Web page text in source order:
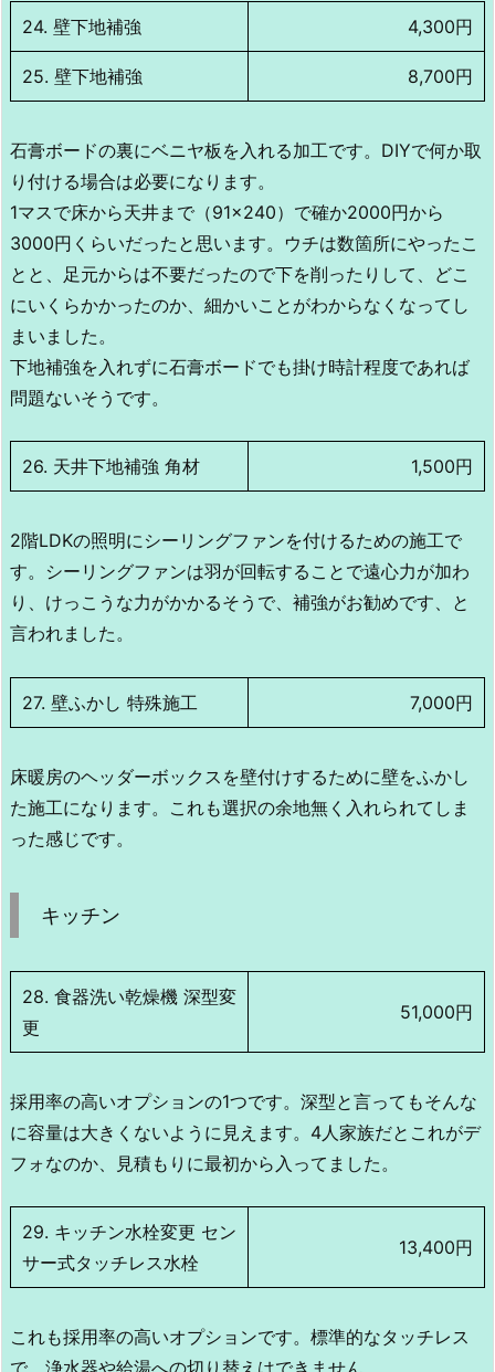
24. 壁下地補強 4,300円
25. 壁下地補強 8,700円
石膏ボードの裏にベニヤ板を入れる加工です。DIYで何か取
り付ける場合は必要になります。
1マスで床から天井まで（91×240）で確か2000円から
3000円くらいだったと思います。ウチは数箇所にやったこ
とと、足元からは不要だったので下を削ったりして、どこ
にいくらかかったのか、細かいことがわからなくなってし
まいました。
下地補強を入れずに石膏ボードでも掛け時計程度であれば
問題ないそうです。
26. 天井下地補強 角材 1,500円
2階LDKの照明にシーリングファンを付けるための施工で
す。シーリングファンは羽が回転することで遠心力が加わ
り、けっこうな力がかかるそうで、補強がお勧めです、と
言われました。
27. 壁ふかし 特殊施工 7,000円
床暖房のヘッダーボックスを壁付けするために壁をふかし
た施工になります。これも選択の余地無く入れられてしま
った感じです。
キッチン
28. 食器洗い乾燥機 深型変
更
51,000円
採用率の高いオプションの1つです。深型と言ってもそんな
に容量は大きくないように見えます。4人家族だとこれがデ
フォなのか、見積もりに最初から入ってました。
29. キッチン水栓変更 セン
サー式タッチレス水栓
13,400円
これも採用率の高いオプションです。標準的なタッチレス